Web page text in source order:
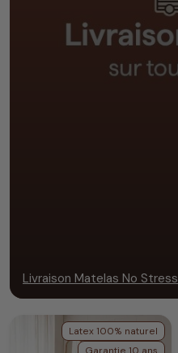
Livraison Matelas No Stress
Latex 100% naturel
Garantie 10 ans